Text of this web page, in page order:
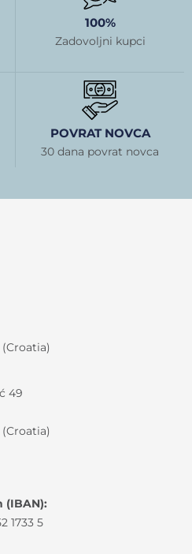
100%
Zadovoljni kupci
POVRAT NOVCA
30 dana povrat novca
49
(IBAN):
1733 5